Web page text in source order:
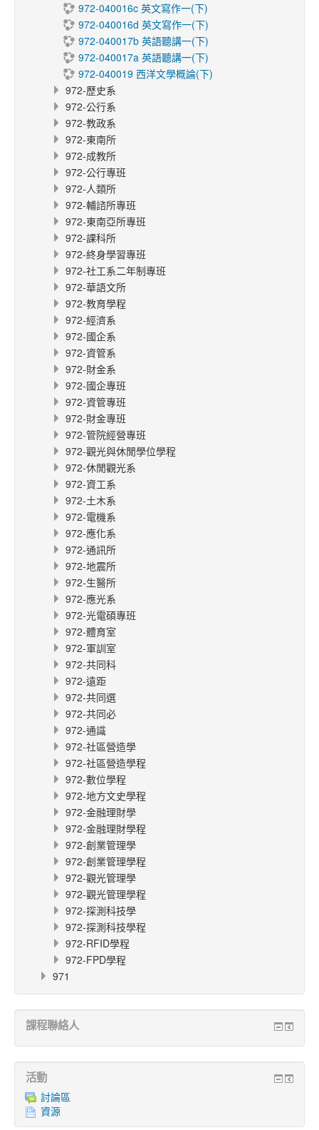
972-040016c 英文寫作一(下)
972-040016d 英文寫作一(下)
972-040017b 英語聽講一(下)
972-040017a 英語聽講一(下)
972-040019 西洋文學概論(下)
972-歷史系
972-公行系
972-教政系
972-東南所
972-成教所
972-公行專班
972-人類所
972-輔諮所專班
972-東南亞所專班
972-課科所
972-終身學習專班
972-社工系二年制專班
972-華語文所
972-教育學程
972-經濟系
972-國企系
972-資管系
972-財金系
972-國企專班
972-資管專班
972-財金專班
972-管院經營專班
972-觀光與休閒學位學程
972-休閒觀光系
972-資工系
972-土木系
972-電機系
972-應化系
972-通訊所
972-地震所
972-生醫所
972-應光系
972-光電碩專班
972-體育室
972-軍訓室
972-共同科
972-遠距
972-共同選
972-共同必
972-通識
972-社區營造學
972-社區營造學程
972-數位學程
972-地方文史學程
972-金融理財學
972-金融理財學程
972-創業管理學
972-創業管理學程
972-觀光管理學
972-觀光管理學程
972-探測科技學
972-探測科技學程
972-RFID學程
972-FPD學程
971
課程聯絡人
活動
討論區
資源